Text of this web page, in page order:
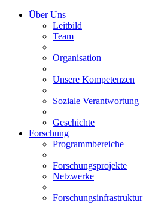
Über Uns
Leitbild
Team
Organisation
Unsere Kompetenzen
Soziale Verantwortung
Geschichte
Forschung
Programmbereiche
Forschungsprojekte
Netzwerke
Forschungsinfrastruktur